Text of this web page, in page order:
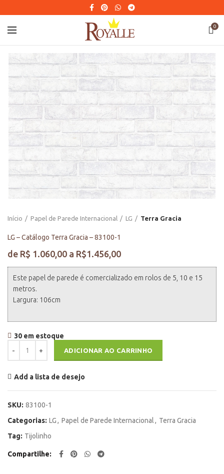
0
Início Papel de Parede Internacional LG Terra Gracia
LG – Catálogo Terra Gracia – 83100-1
Este papel de parede é comercializado em rolos de 5, 10 e 15
metros.
Largura: 106cm
30 em estoque
ADICIONAR AO CARRINHO
Add a lista de desejo
SKU: 83100-1
Categorias: LG, Papel de Parede Internacional, Terra Gracia
Tag: Tijolinho
Compartilhe